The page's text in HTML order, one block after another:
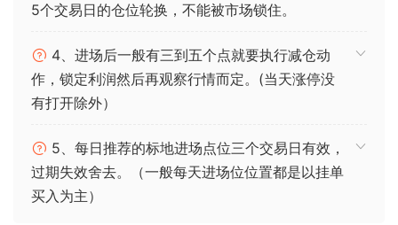
5个交易日的仓位轮换，不能被市场锁住。
4、进场后一般有三到五个点就要执行减仓动
作，锁定利润然后再观察行情而定。(当天涨停没
有打开除外）
5、每日推荐的标地进场点位三个交易日有效，
过期失效舍去。（一般每天进场位位置都是以挂单
买入为主）